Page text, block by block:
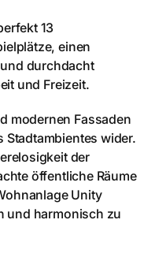
13
einen
durchdacht
und Freizeit.
modernen Fassaden
Stadtambientes wider.
der
öffentliche Räume
Unity
und harmonisch zu